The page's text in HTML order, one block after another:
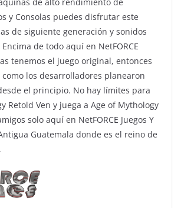
de alto rendimiento de
y Consolas puedes disfrutar este
de siguiente generación y sonidos
de todo aquí en NetFORCE
tenemos el juego original, entonces
los desarrolladores planearon
el principio. No hay límites para
Retold Ven y juega a Age of Mythology
solo aquí en NetFORCE Juegos Y
Guatemala donde es el reino de